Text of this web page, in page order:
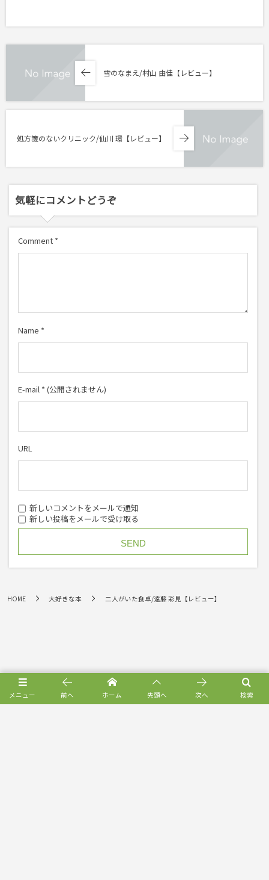
雪のなまえ/村山 由佳【レビュー】
処方箋のないクリニック/仙川 環【レビュー】
気軽にコメントどうぞ
Comment *
Name *
E-mail * (公開されません)
URL
新しいコメントをメールで通知
新しい投稿をメールで受け取る
HOME 大好きな本 二人がいた食卓/遠藤 彩見【レビュー】
メニュー 検索
前へ ホーム 先頭へ 次へ